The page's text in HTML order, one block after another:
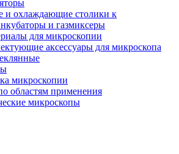
и охлаждающие столики к
и газмиксеры
для микроскопии
аксессуары для микроскопа
микроскопии
областям применения
микроскопы